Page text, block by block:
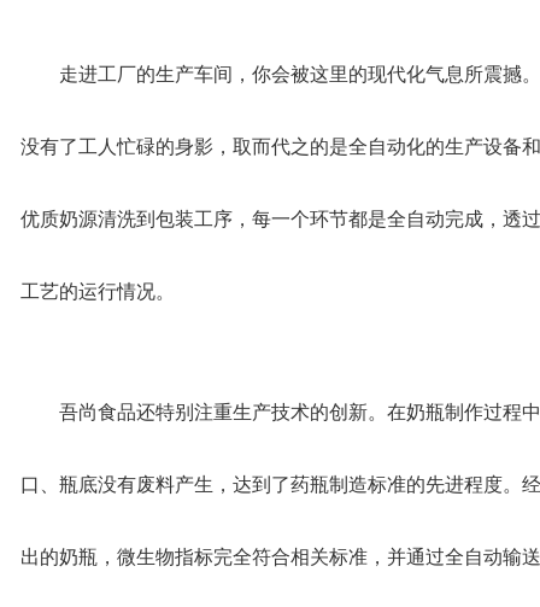
走进工厂的生产车间，你会被这里的现代化气息所震撼
没有了工人忙碌的身影，取而代之的是全自动化的生产设备
优质奶源清洗到包装工序，每一个环节都是全自动完成，透
工艺的运行情况。
吾尚食品还特别注重生产技术的创新。在奶瓶制作过程
口、瓶底没有废料产生，达到了药瓶制造标准的先进程度。
出的奶瓶，微生物指标完全符合相关标准，并通过全自动输